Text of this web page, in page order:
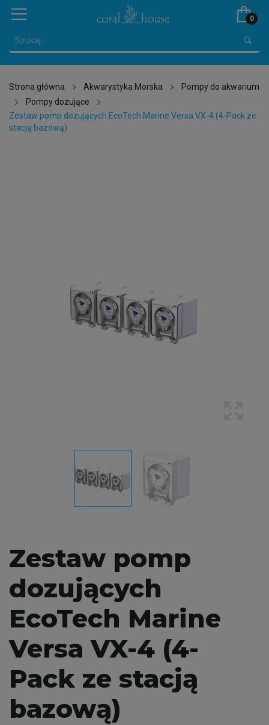
0
Strona główna Akwarystyka Morska
Pompy do akwarium
Pompy dozujące
Zestaw pomp dozujących EcoTech Marine Versa VX-4 (4-Pack ze
stacją bazową)
Zestaw pomp
dozujących
EcoTech Marine
Versa VX-4 (4-
Pack ze stacją
bazową)